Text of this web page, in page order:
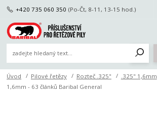
+420 735 060 350 (Po-Čt, 8-11, 13-15 hod.)
Úvod Pilové řetězy Rozteč .325" .325" 1,6mm
1,6mm - 63 článků Baribal General